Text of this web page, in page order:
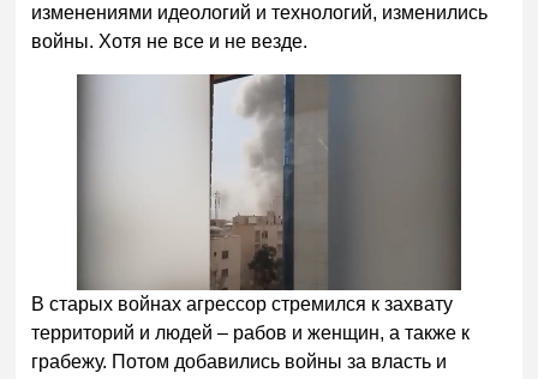
изменениями идеологий и технологий, изменились
войны. Хотя не все и не везде.
В старых войнах агрессор стремился к захвату
территорий и людей – рабов и женщин, а также к
грабежу. Потом добавились войны за власть и